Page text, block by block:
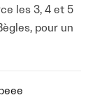
les 3, 4 et 5
pour un
généreux.
de
une
mais